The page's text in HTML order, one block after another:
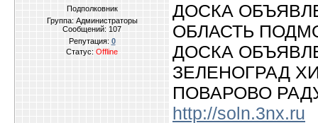
Подполковник
Группа: Администраторы
Сообщений: 107
Репутация: 0
Статус: Offline
ДОСКА
ОБЛАСТЬ
ДОСКА
ЗЕЛЕНОГРАД
ПОВАРОВО
http://soln.3nx.ru